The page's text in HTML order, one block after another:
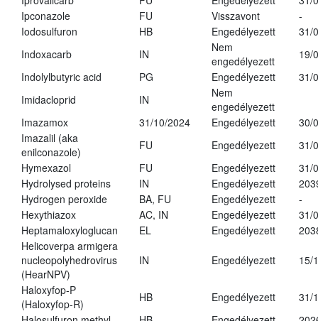
Ipconazole
FU Visszavont
-
Iodosulfuron
HB Engedélyezett
31/
Indoxacarb
IN
Nem
engedélyezett
19/
Indolylbutyric acid
PG Engedélyezett
31/
Imidacloprid
IN
Nem
engedélyezett
Imazamox
31/10/2024 Engedélyezett
30/
Imazalil (aka
enilconazole)
FU Engedélyezett
31/
Hymexazol
FU Engedélyezett
31/
Hydrolysed proteins
IN Engedélyezett
Hydrogen peroxide
BA, FU Engedélyezett
-
Hexythiazox
AC, IN Engedélyezett
31/
Heptamaloxyloglucan
EL Engedélyezett
Helicoverpa armigera
nucleopolyhedrovirus
(HearNPV)
IN Engedélyezett 15/
Haloxyfop-P
(Haloxyfop-R)
HB Engedélyezett
31/